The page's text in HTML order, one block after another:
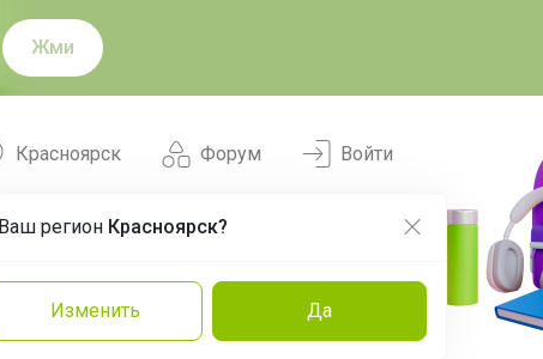
Жми
Форум
Красноярск
Ваш регион Красноярск?
Изменить Да
Войти
Команда Эксперты